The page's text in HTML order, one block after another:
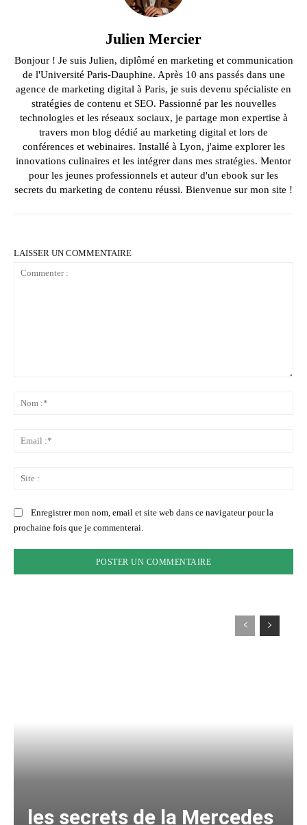
Julien Mercier
Bonjour ! Je suis Julien, diplômé en marketing et communication
de l'Université Paris-Dauphine. Après 10 ans passés dans une
agence de marketing digital à Paris, je suis devenu spécialiste en
stratégies de contenu et SEO. Passionné par les nouvelles
technologies et les réseaux sociaux, je partage mon expertise à
travers mon blog dédié au marketing digital et lors de
conférences et webinaires. Installé à Lyon, j'aime explorer les
innovations culinaires et les intégrer dans mes stratégies. Mentor
pour les jeunes professionnels et auteur d'un ebook sur les
secrets du marketing de contenu réussi. Bienvenue sur mon site !
LAISSER UN COMMENTAIRE
Enregistrer mon nom, email et site web dans ce navigateur pour la
prochaine fois que je commenterai.
les secrets de la Mercedes